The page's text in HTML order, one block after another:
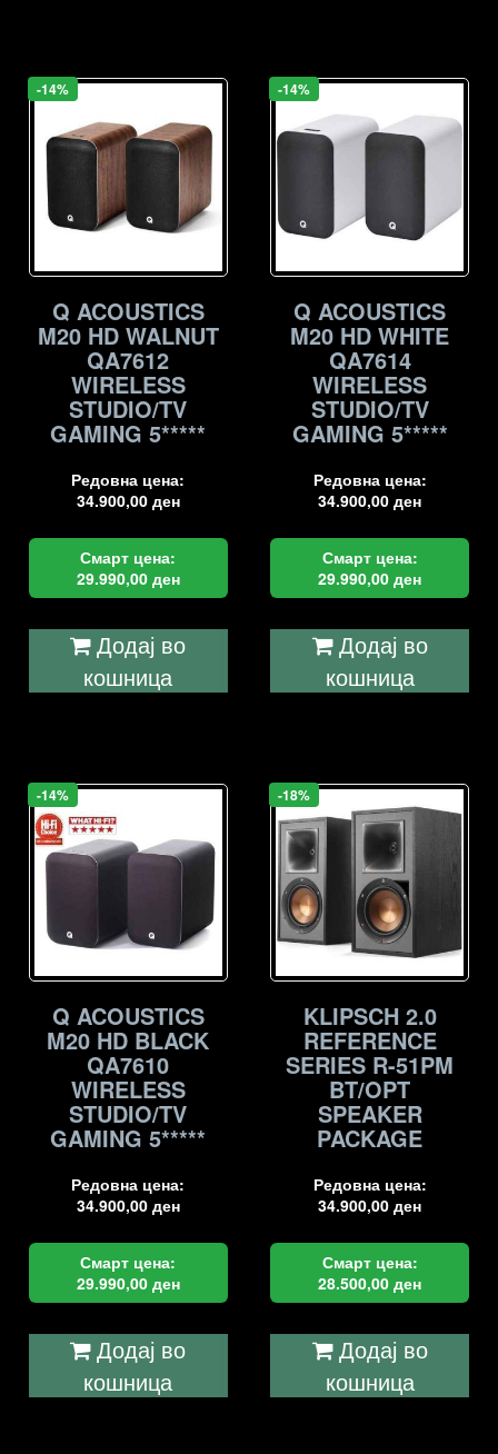
-14%
Q ACOUSTICS
M20 HD WALNUT
QA7612
WIRELESS
STUDIO/TV
GAMING 5*****
Редовна цена:
34.900,00 ден
Смарт цена:
29.990,00 ден
Додај во
кошница
-14%
Q ACOUSTICS
M20 HD WHITE
QA7614
WIRELESS
STUDIO/TV
GAMING 5*****
Редовна цена:
34.900,00ден
Смарт цена:
29.990,00ден
Додај во
кошница
-14%
Q ACOUSTICS
M20 HD BLACK
QA7610
WIRELESS
STUDIO/TV
GAMING 5*****
Редовна цена:
34.900,00 ден
Смарт цена:
29.990,00 ден
Додај во
кошница
-18%
KLIPSCH 2.0
REFERENCE
SERIES R-51PM
BT/OPT
SPEAKER
PACKAGE
Редовна цена:
34.900,00ден
Смарт цена:
28.500,00ден
Додај во
кошница